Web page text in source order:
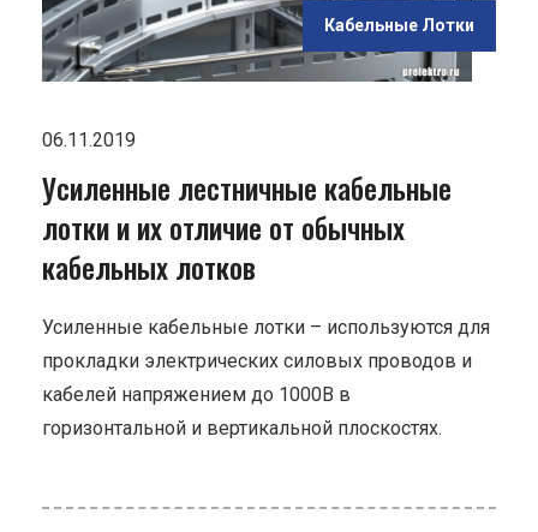
Кабельные Лотки
06.11.2019
Усиленные лестничные кабельные
лотки и их отличие от обычных
кабельных лотков
Усиленные кабельные лотки – используются для
прокладки электрических силовых проводов и
кабелей напряжением до 1000В в
горизонтальной и вертикальной плоскостях.